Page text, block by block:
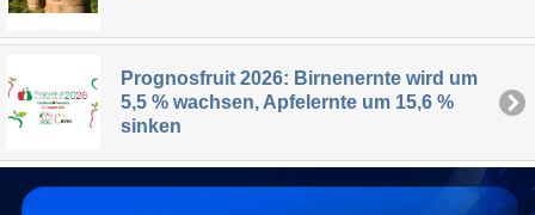
Prognosfruit 2026: Birnenernte wird um
5,5 % wachsen, Apfelernte um 15,6 %
sinken